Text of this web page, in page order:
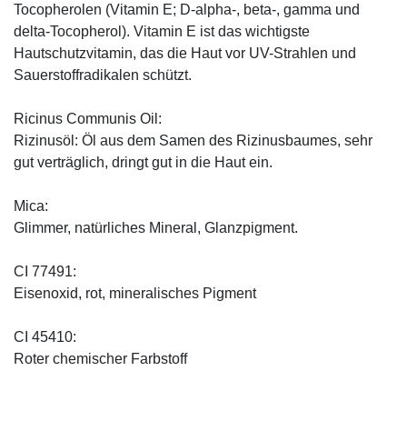
Tocopherolen (Vitamin E; D-alpha-, beta-, gamma und
delta-Tocopherol). Vitamin E ist das wichtigste
Hautschutzvitamin, das die Haut vor UV-Strahlen und
Sauerstoffradikalen schützt.
Ricinus Communis Oil:
Rizinusöl: Öl aus dem Samen des Rizinusbaumes, sehr
gut verträglich, dringt gut in die Haut ein.
Mica:
Glimmer, natürliches Mineral, Glanzpigment.
CI 77491:
Eisenoxid, rot, mineralisches Pigment
CI 45410:
Roter chemischer Farbstoff